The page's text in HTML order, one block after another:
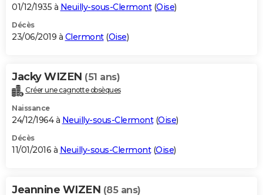
01/12/1935 à Neuilly-sous-Clermont(Oise)
Décès
23/06/2019 à Clermont(Oise)
Jacky WIZEN (51 ans)
Créer une cagnotte obsèques
Naissance
24/12/1964 à Neuilly-sous-Clermont(Oise)
Décès
11/01/2016 à Neuilly-sous-Clermont(Oise)
Jeannine WIZEN (85 ans)